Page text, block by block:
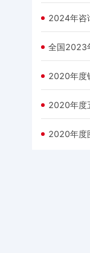
2024年咨
全国2023